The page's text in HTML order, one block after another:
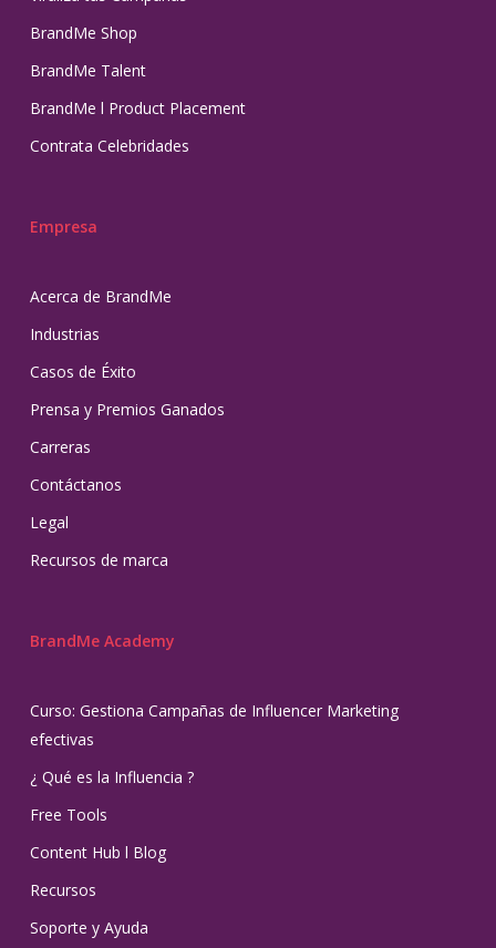
BrandMe Shop
BrandMe Talent
BrandMe l Product Placement
Contrata Celebridades
Empresa
Acerca de BrandMe
Industrias
Casos de Éxito
Prensa y Premios Ganados
Carreras
Contáctanos
Legal
Recursos de marca
BrandMe Academy
Curso: Gestiona Campañas de Influencer Marketing
efectivas
¿ Qué es la Influencia ?
Free Tools
Content Hub l Blog
Recursos
Soporte y Ayuda